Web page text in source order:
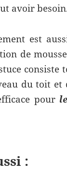
avoir
est
de
du toit
pour
: